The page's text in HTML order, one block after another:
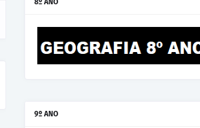
8º ANO
9º ANO